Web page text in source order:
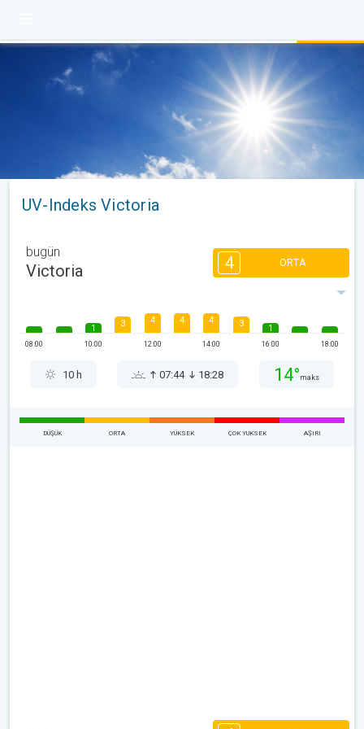
UV-Indeks Victoria
bugün
Victoria 4 ORTA
08:00
1
10:00
3 4
12:00
4 4
14:00
3 1
16:00 18:00
10 h 07:44 18:28 14° maks
DÜŞÜK ORTA YÜKSEK ÇOK YUKSEK AŞIRI